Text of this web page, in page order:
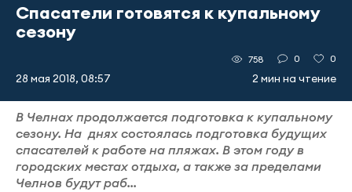
Спасатели готовятся к купальному
сезону
28 мая 2018, 08:57
758 0 0
2 мин на чтение
В Челнах продолжается подготовка к купальному
сезону. На днях состоялась подготовка будущих
спасателей к работе на пляжах. В этом году в
городских местах отдыха, а также за пределами
Челнов будут раб...